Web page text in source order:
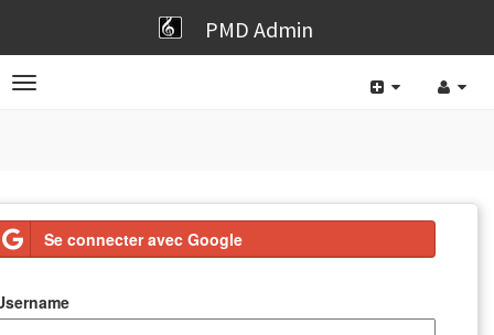
PMD Admin
Toggle
Se connecter avec Google